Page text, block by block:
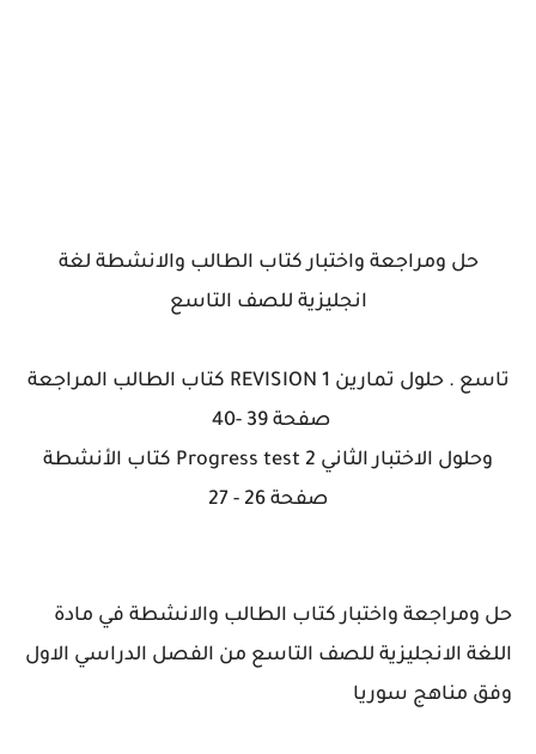
حل ومراجعة واختبار كتاب الطالب والانشطة لغة
انجليزية للصف التاسع
تاسع . حلول تمارين REVISION 1 كتاب الطالب المراجعة
صفحة 39 -40
وحلول الاختبار الثاني Progress test 2 كتاب الأنشطة
صفحة 26 - 27
حل ومراجعة واختبار كتاب الطالب والانشطة في مادة
اللغة الانجليزية للصف التاسع من الفصل الدراسي الاول
وفق مناهج سوريا